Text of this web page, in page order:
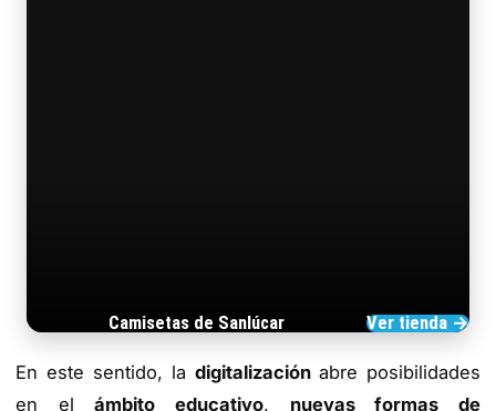
Camisetas de Sanlúcar Ver tienda →
En este sentido, la digitalización abre posibilidades
en elámbito educativo, nuevas formas de